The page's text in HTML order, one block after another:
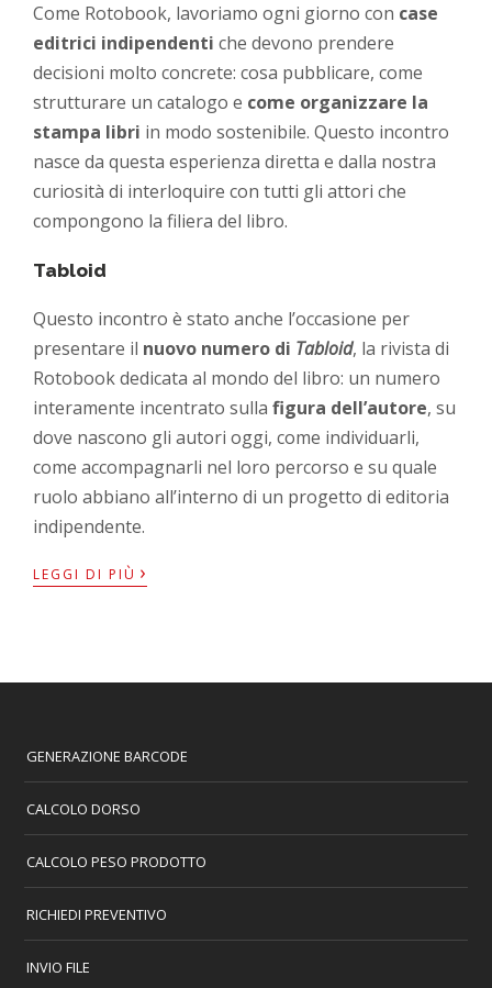
Come Rotobook, lavoriamo ogni giorno con case
editrici indipendenti che devono prendere
decisioni molto concrete: cosa pubblicare, come
strutturare un catalogo e come organizzare la
stampa libri in modo sostenibile. Questo incontro
nasce da questa esperienza diretta e dalla nostra
curiosità di interloquire con tutti gli attori che
compongono la filiera del libro.
Tabloid
Questo incontro è stato anche l’occasione per
presentare il nuovo numero di Tabloid, la rivista di
Rotobook dedicata al mondo del libro: un numero
interamente incentrato sullafigura dell’autore, su
dove nascono gli autori oggi, come individuarli,
come accompagnarli nel loro percorso e su quale
ruolo abbiano all’interno di un progetto di editoria
indipendente.
LEGGI DI PIÙ ›
GENERAZIONE BARCODE
CALCOLO DORSO
CALCOLO PESO PRODOTTO
RICHIEDI PREVENTIVO
INVIO FILE